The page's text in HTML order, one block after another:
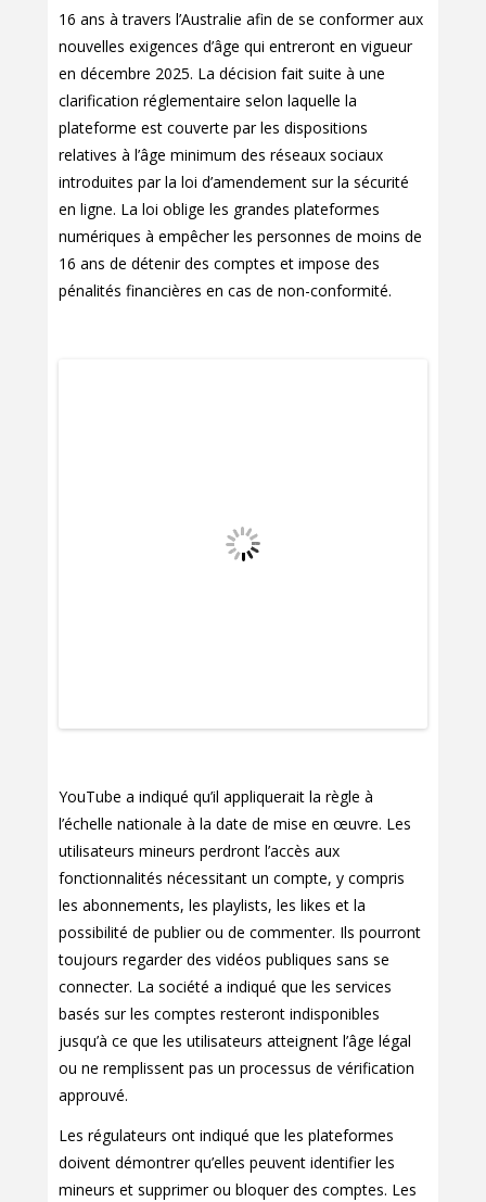
16 ans à travers l’Australie afin de se conformer aux
nouvelles exigences d’âge qui entreront en vigueur
en décembre 2025. La décision fait suite à une
clarification réglementaire selon laquelle la
plateforme est couverte par les dispositions
relatives à l’âge minimum des réseaux sociaux
introduites par la loi d’amendement sur la sécurité
en ligne. La loi oblige les grandes plateformes
numériques à empêcher les personnes de moins de
16 ans de détenir des comptes et impose des
pénalités financières en cas de non-conformité.
YouTube a indiqué qu’il appliquerait la règle à
l’échelle nationale à la date de mise en œuvre. Les
utilisateurs mineurs perdront l’accès aux
fonctionnalités nécessitant un compte, y compris
les abonnements, les playlists, les likes et la
possibilité de publier ou de commenter. Ils pourront
toujours regarder des vidéos publiques sans se
connecter. La société a indiqué que les services
basés sur les comptes resteront indisponibles
jusqu’à ce que les utilisateurs atteignent l’âge légal
ou ne remplissent pas un processus de vérification
approuvé.
Les régulateurs ont indiqué que les plateformes
doivent démontrer qu’elles peuvent identifier les
mineurs et supprimer ou bloquer des comptes. Les